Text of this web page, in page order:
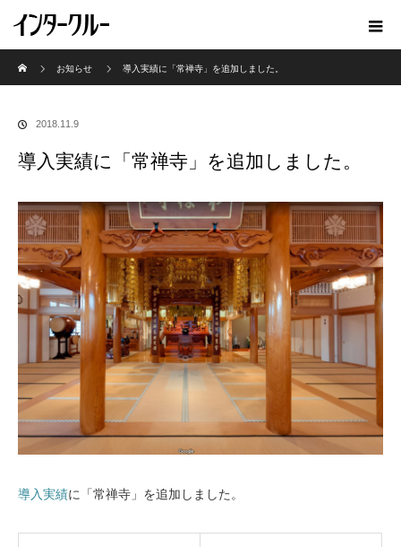
お知らせ
導入実績に「常禅寺」を追加しました。
2018.11.9
導入実績に「常禅寺」を追加しました。
導入実績に「常禅寺」を追加しました。